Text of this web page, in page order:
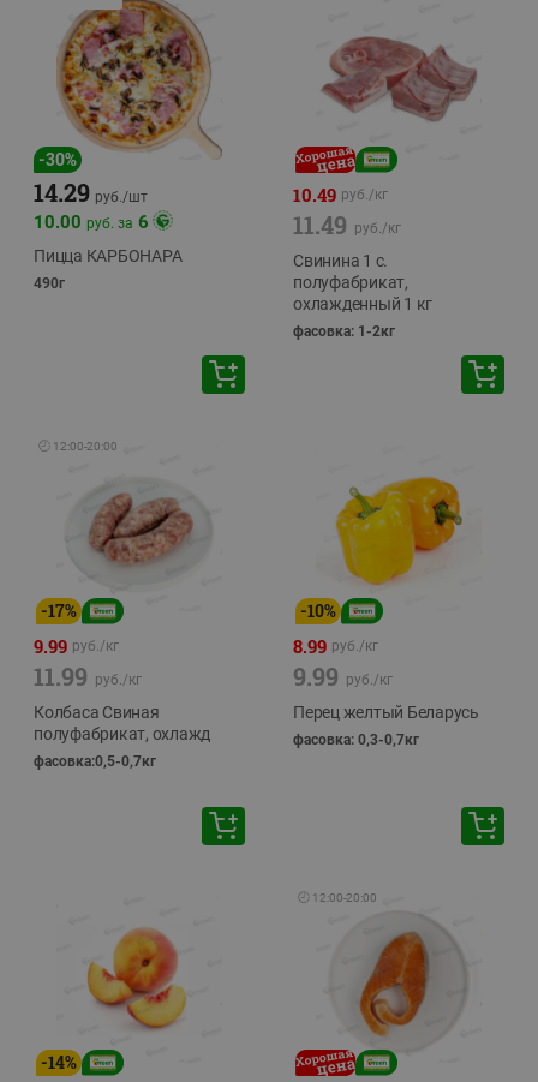
-30%
14.29 руб./шт
10.00 руб. за 6
Пицца КАРБОНАРА
490г
10.49 руб./кг
11.49 руб./кг
Свинина 1 с.
полуфабрикат,
охлажденный 1 кг
фасовка: 1-2кг
🕘 12:00-20:00
-17%
9.99 руб./кг
11.99 руб./кг
Колбаса Свиная
полуфабрикат, охлажд
фасовка:0,5-0,7кг
-10%
8.99 руб./кг
9.99 руб./кг
Перец желтый Беларусь
фасовка: 0,3-0,7кг
-14%
🕘 12:00-20:00